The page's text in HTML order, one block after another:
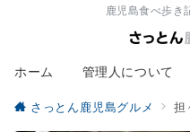
鹿児島食べ歩き
ホーム 管理人について
さっとん鹿児島グルメ 担